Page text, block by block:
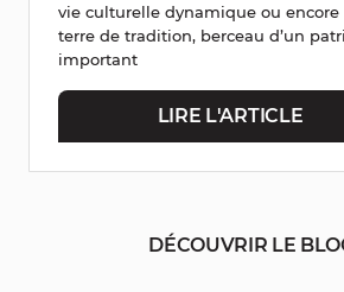
vie culturelle dynamique ou encore
terre de tradition, berceau d’un
important
LIRE L'ARTICLE
DÉCOUVRIR LE